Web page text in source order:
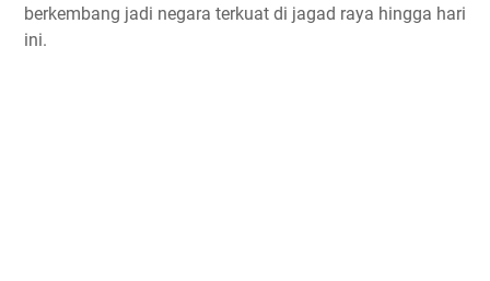
berkembang jadi negara terkuat di jagad raya hingga hari
ini.